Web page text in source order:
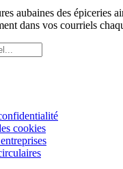
aubaines des épiceries
dans vos courriels
cookies